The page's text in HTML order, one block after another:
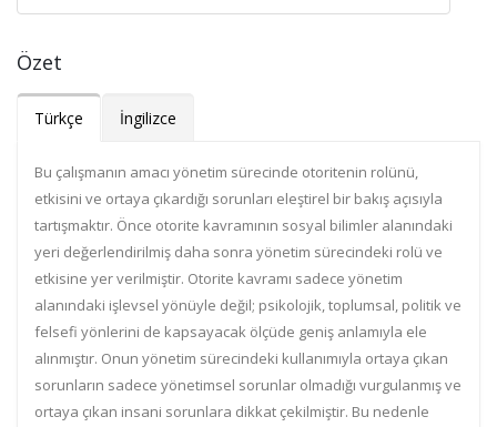
Özet
Türkçe İngilizce
Bu çalışmanın amacı yönetim sürecinde otoritenin rolünü,
etkisini ve ortaya çıkardığı sorunları eleştirel bir bakış açısıyla
tartışmaktır. Önce otorite kavramının sosyal bilimler alanındaki
yeri değerlendirilmiş daha sonra yönetim sürecindeki rolü ve
etkisine yer verilmiştir. Otorite kavramı sadece yönetim
alanındaki işlevsel yönüyle değil; psikolojik, toplumsal, politik ve
felsefi yönlerini de kapsayacak ölçüde geniş anlamıyla ele
alınmıştır. Onun yönetim sürecindeki kullanımıyla ortaya çıkan
sorunların sadece yönetimsel sorunlar olmadığı vurgulanmış ve
ortaya çıkan insani sorunlara dikkat çekilmiştir. Bu nedenle